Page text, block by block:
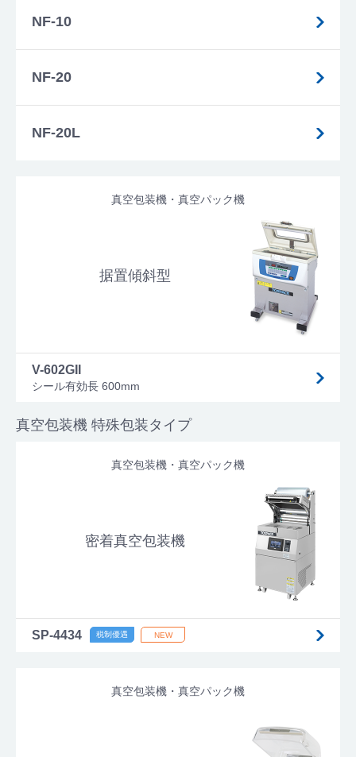
NF-10
NF-20
NF-20L
真空包装機・真空パック機
据置傾斜型
V-602GII
シール有効長 600mm
真空包装機 特殊包装タイプ
真空包装機・真空パック機
密着真空包装機
SP-4434
真空包装機・真空パック機